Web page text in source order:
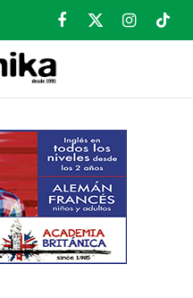
Facebook
X
Instagram